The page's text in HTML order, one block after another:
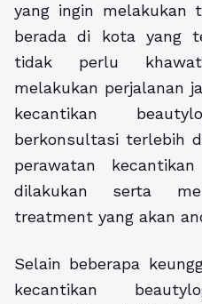
yang ingin melakukan
berada di kota yang
tidak perlu
melakukan perjalanan
kecantikan
berkonsultasi terlebih
perawatan
dilakukan serta
treatment yang akan
Selain beberapa
kecantikan